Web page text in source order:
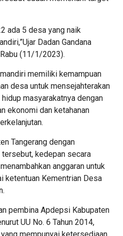
ada 5 desa yang naik
Dadan Gandana
(11/1/2023).
memiliki kemampuan
desa untuk mensejahterakan
masyarakatnya dengan
ekonomi dan ketahanan
Tangerang dengan
kedepan secara
anggaran untuk
Kementrian Desa
pembina Apdepsi Kabupaten
UU No. 6 Tahun 2014,